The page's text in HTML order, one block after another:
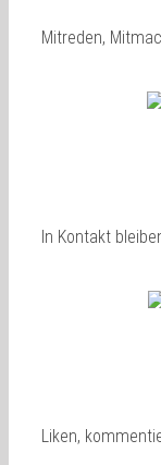
Mitreden,
In Kontakt
Liken,